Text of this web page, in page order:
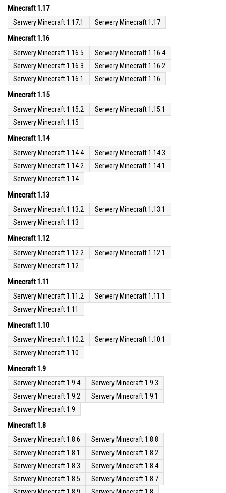
Minecraft 1.17
Serwery Minecraft 1.17.1 Serwery Minecraft 1.17
Minecraft 1.16
Serwery Minecraft 1.16.5
Serwery Minecraft 1.16.4
Serwery Minecraft 1.16.3
Serwery Minecraft 1.16.2
Serwery Minecraft 1.16.1
Serwery Minecraft 1.16
Minecraft 1.15
Serwery Minecraft 1.15.2
Serwery Minecraft 1.15.1
Serwery Minecraft 1.15
Minecraft 1.14
Serwery Minecraft 1.14.4
Serwery Minecraft 1.14.3
Serwery Minecraft 1.14.2
Serwery Minecraft 1.14.1
Serwery Minecraft 1.14
Minecraft 1.13
Serwery Minecraft 1.13.2
Serwery Minecraft 1.13.1
Serwery Minecraft 1.13
Minecraft 1.12
Serwery Minecraft 1.12.2
Serwery Minecraft 1.12.1
Serwery Minecraft 1.12
Minecraft 1.11
Serwery Minecraft 1.11.2
Serwery Minecraft 1.11.1
Serwery Minecraft 1.11
Minecraft 1.10
Serwery Minecraft 1.10.2
Serwery Minecraft 1.10.1
Serwery Minecraft 1.10
Minecraft 1.9
Serwery Minecraft 1.9.4
Serwery Minecraft 1.9.3
Serwery Minecraft 1.9.2
Serwery Minecraft 1.9.1
Serwery Minecraft 1.9
Minecraft 1.8
Serwery Minecraft 1.8.6
Serwery Minecraft 1.8.8
Serwery Minecraft 1.8.1
Serwery Minecraft 1.8.2
Serwery Minecraft 1.8.3
Serwery Minecraft 1.8.4
Serwery Minecraft 1.8.5
Serwery Minecraft 1.8.7